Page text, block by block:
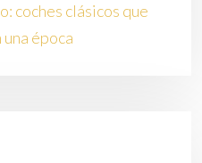
coches clásicos que
época